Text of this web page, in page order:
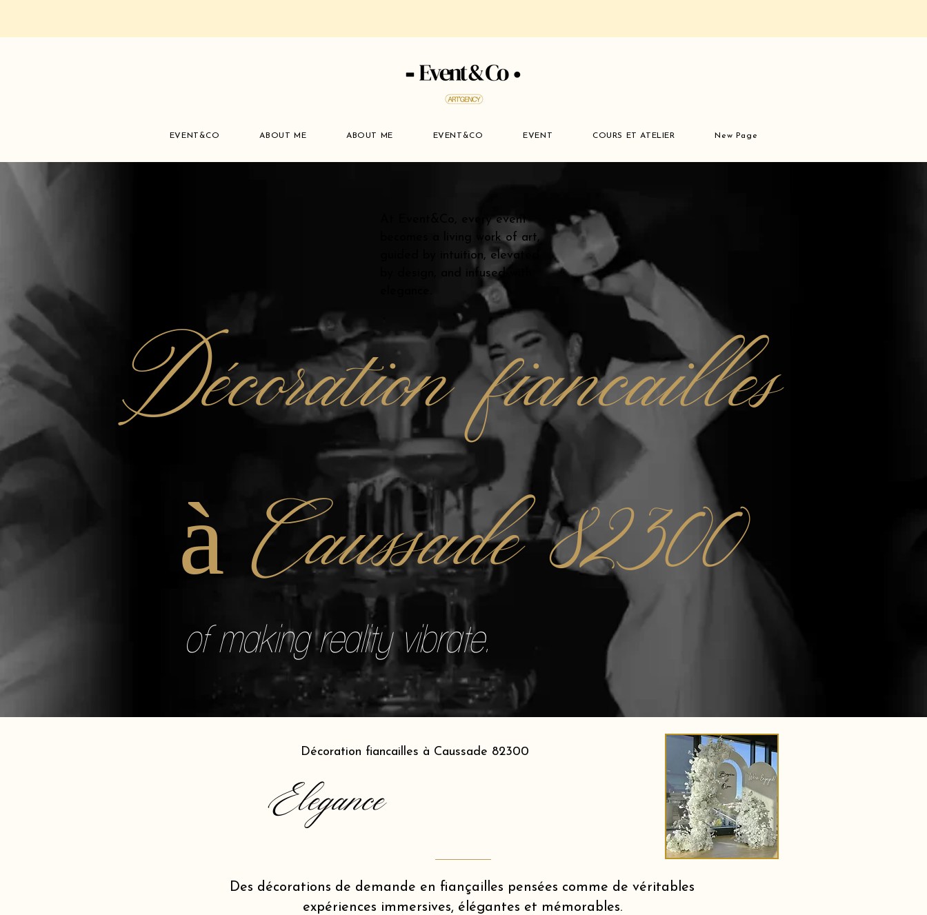
EVENT&CO ABOUT ME ABOUT ME EVENT&CO EVENT COURS ET ATELIER New Page
At Event&Co, every event
becomes a living work of art,
guided by intuition, elevated
by design, and infused with
Décoration fiancailles
à Caussade 82300
of making reality vibrate.
Décoration fiancailles à Caussade 82300
Elegance
Des décorations de demande en fiançailles pensées comme de véritables
expériences immersives, élégantes et mémorables.